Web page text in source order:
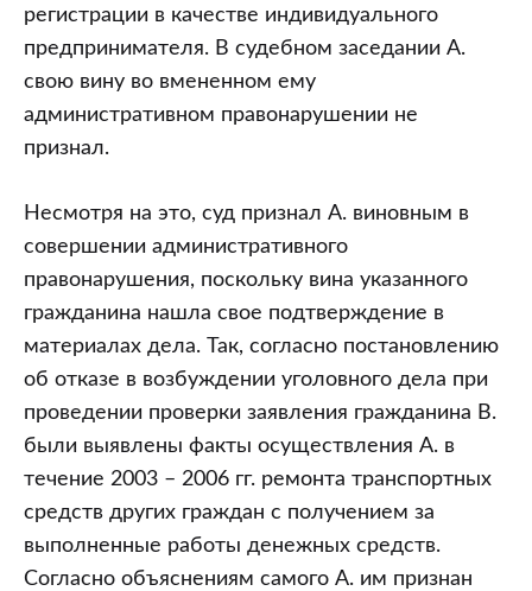
регистрации в качестве индивидуального
предпринимателя. В судебном заседании А.
свою вину во вмененном ему
административном правонарушении не
признал.
Несмотря на это, суд признал А. виновным в
совершении административного
правонарушения, поскольку вина указанного
гражданина нашла свое подтверждение в
материалах дела. Так, согласно постановлению
об отказе в возбуждении уголовного дела при
проведении проверки заявления гражданина В.
были выявлены факты осуществления А. в
течение 2003 – 2006 гг. ремонта транспортных
средств других граждан с получением за
выполненные работы денежных средств.
Согласно объяснениям самого А. им признан